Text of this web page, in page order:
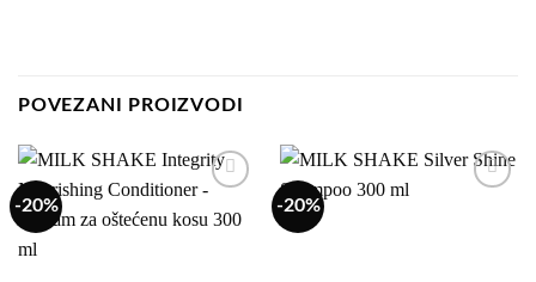
POVEZANI PROIZVODI
-20%
na
-20%